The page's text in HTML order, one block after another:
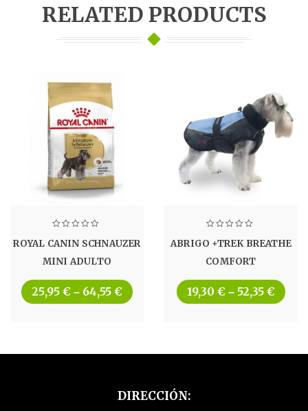
RELATED PRODUCTS
ROYAL CANIN SCHNAUZER
MINI ADULTO
25,95 € – 64,55 €
ABRIGO +TREK BREATHE
COMFORT
19,30 € – 52,35 €
DIRECCIÓN: